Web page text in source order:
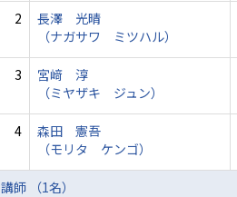
2
長澤 光晴
（ナガサワ ミツハル）
3
宮﨑 淳
（ミヤザキ ジュン）
4
森田 憲吾
（モリタ ケンゴ）
講師 （1名）